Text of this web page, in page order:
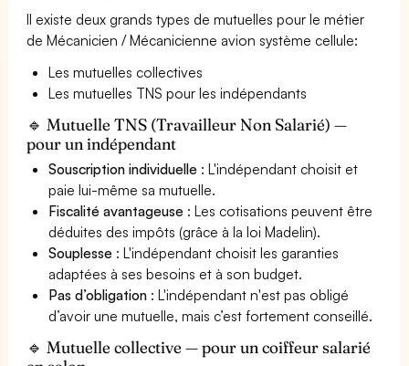
Il existe deux grands types de mutuelles pour le métier
de Mécanicien / Mécanicienne avion système cellule:
Les mutuelles collectives
Les mutuelles TNS pour les indépendants
🔹 Mutuelle TNS (Travailleur Non Salarié) —
pour un indépendant
Souscription individuelle : L'indépendant choisit et
paie lui-même sa mutuelle.
Fiscalité avantageuse : Les cotisations peuvent être
déduites des impôts (grâce à la loi Madelin).
Souplesse : L'indépendant choisit les garanties
adaptées à ses besoins et à son budget.
Pas d’obligation : L'indépendant n'est pas obligé
d’avoir une mutuelle, mais c’est fortement conseillé.
🔹 Mutuelle collective — pour un coiffeur salarié